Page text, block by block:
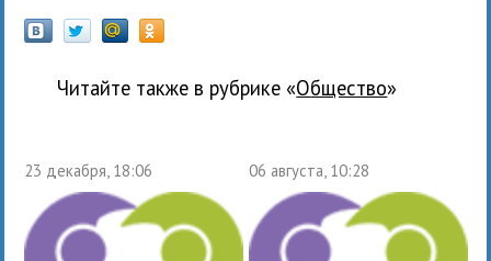
Читайте также в рубрике « общество»
23 декабря, 18:06 06 августа, 10:28